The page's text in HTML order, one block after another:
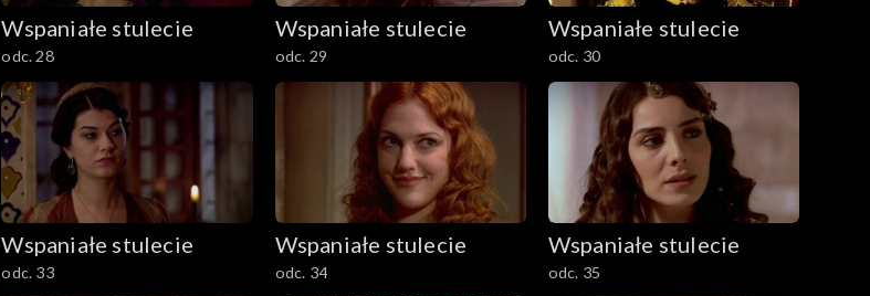
Wspaniałe stulecie
odc. 28
Wspaniałe stulecie
odc. 29
Wspaniałe stulecie
odc. 30
Wspaniałe stulecie
odc. 33
Wspaniałe stulecie
odc. 34
Wspaniałe stulecie
odc. 35